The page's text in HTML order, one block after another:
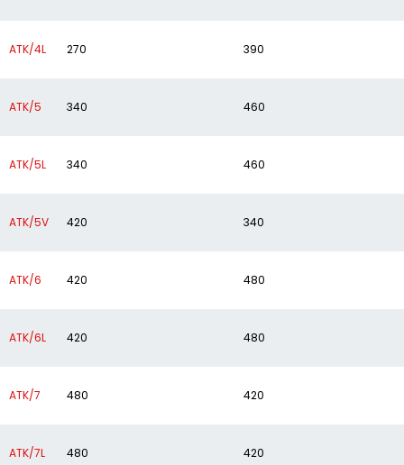
ATK/4L 270 390
ATK/5 340 460
ATK/5L 340 460
ATK/5V 420 340
ATK/6 420 480
ATK/6L 420 480
ATK/7 480 420
ATK/7L 480 420